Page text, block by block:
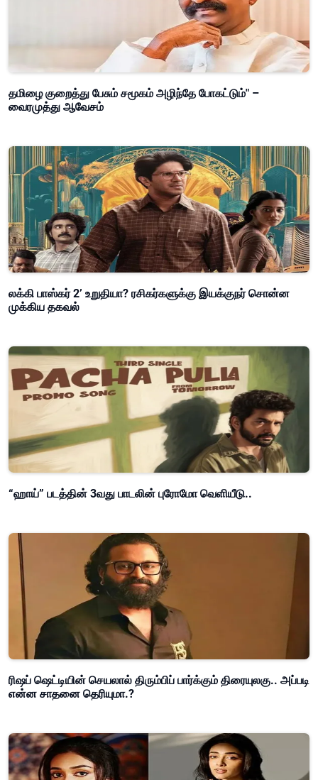
தமிழை குறைத்து பேசும் சமூகம் அழிந்தே போகட்டும்" –
வைரமுத்து ஆவேசம்
லக்கி பாஸ்கர் 2’ உறுதியா? ரசிகர்களுக்கு இயக்குநர் சொன்ன
முக்கிய தகவல்
“ஹாய்” படத்தின் 3வது பாடலின் புரோமோ வெளியீடு..
ரிஷப் ஷெட்டியின் செயலால் திரும்பிப் பார்க்கும் திரையுலகு.. அப்படி
என்ன சாதனை தெரியுமா.?